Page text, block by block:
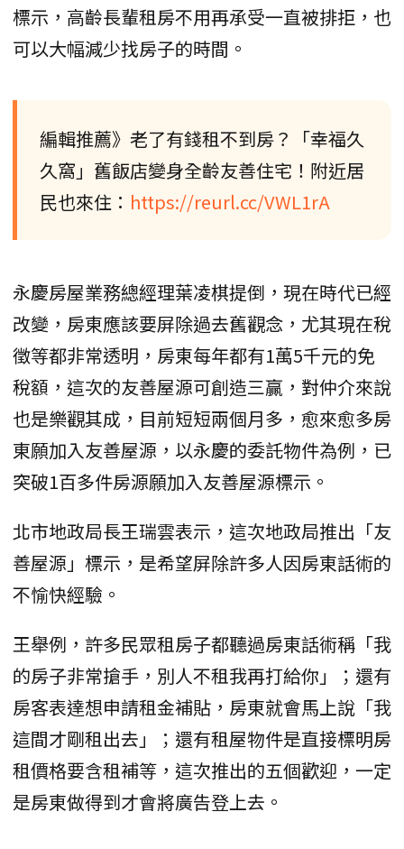
標示，高齡長輩租房不用再承受一直被排拒，也
可以大幅減少找房子的時間。
編輯推薦》老了有錢租不到房？「幸福久
久窩」舊飯店變身全齡友善住宅！附近居
民也來住： https://reurl.cc/VWL1rA
永慶房屋業務總經理葉凌棋提倒，現在時代已經
改變，房東應該要屏除過去舊觀念，尤其現在稅
徵等都非常透明，房東每年都有1萬5千元的免
稅額，這次的友善屋源可創造三贏，對仲介來說
也是樂觀其成，目前短短兩個月多，愈來愈多房
東願加入友善屋源，以永慶的委託物件為例，已
突破1百多件房源願加入友善屋源標示。
北市地政局長王瑞雲表示，這次地政局推出「友
善屋源」標示，是希望屏除許多人因房東話術的
不愉快經驗。
王舉例，許多民眾租房子都聽過房東話術稱「我
的房子非常搶手，別人不租我再打給你」；還有
房客表達想申請租金補貼，房東就會馬上說「我
這間才剛租出去」；還有租屋物件是直接標明房
租價格要含租補等，這次推出的五個歡迎，一定
是房東做得到才會將廣告登上去。